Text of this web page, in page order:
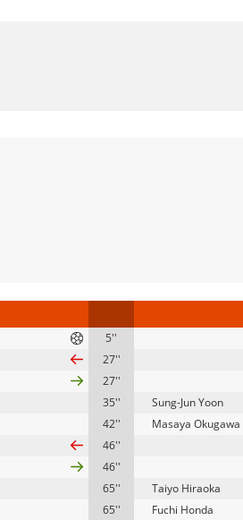
5''
27''
27''
35''
Sung-Jun Yoon
42''
Masaya Okugawa
46''
46''
65''
Taiyo Hiraoka
65''
Fuchi Honda